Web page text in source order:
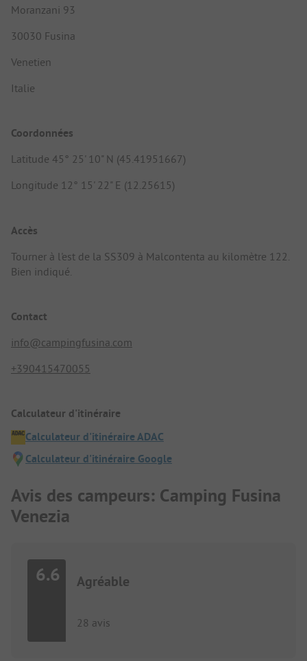
Moranzani 93
30030 Fusina
Venetien
Italie
Coordonnées
Latitude 45° 25' 10" N (45.41951667)
Longitude 12° 15' 22" E (12.25615)
Accès
Tourner à l'est de la SS309 à Malcontenta au kilomètre 122.
Bien indiqué.
Contact
info@campingfusina.com
+390415470055
Calculateur d'itinéraire
Calculateur d'itinéraire ADAC
Calculateur d'itinéraire Google
Avis des campeurs: Camping Fusina
Venezia
6.6 Agréable
28 avis